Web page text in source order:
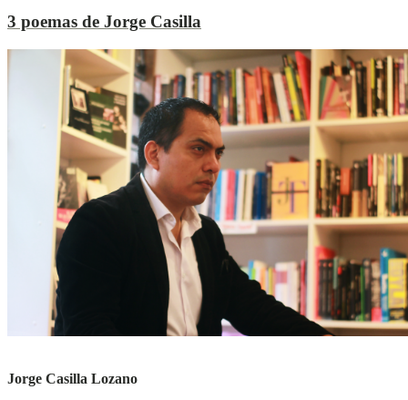
3 poemas de Jorge Casilla
Jorge Casilla Lozano